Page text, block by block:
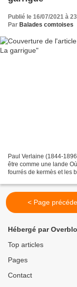
Publié le 16/07/2021 à
Par Balades comtoises
Paul Verlaine (1844-
être comme une lande
fourrés de kermès et les
< Page
Hébergé par
Top articles
Pages
Contact